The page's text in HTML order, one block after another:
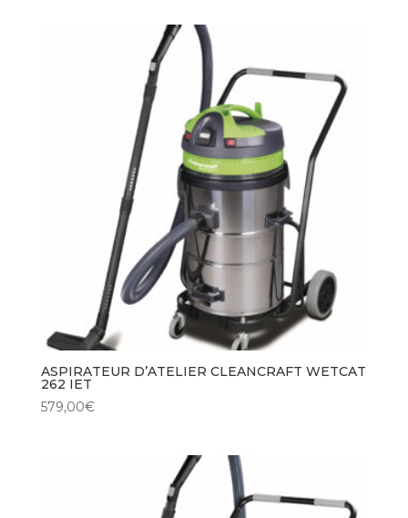
ASPIRATEUR D’ATELIER CLEANCRAFT WETCAT
262 IET
579,00€